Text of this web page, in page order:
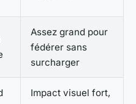
Assez grand pour
fédérer sans
surcharger
Impact visuel fort,